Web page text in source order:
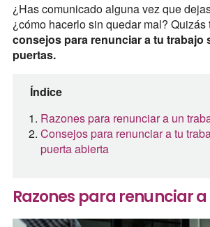
¿Has comunicado alguna vez que
¿cómo hacerlo sin quedar mal? Quizás
consejos para renunciar a tu trabajo
puertas.
Índice
Razones para renunciar a un
Consejos para renunciar a tu
puerta abierta
Razones para renunciar